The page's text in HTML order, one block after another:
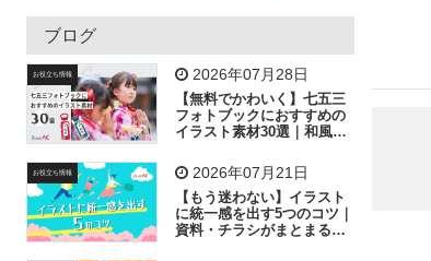
吹き出し
飛行機 グラフ ビル 魚 家族 書類
歩く 工場 会社 太陽 キラキラ
子供 作業員 相談 ピクトグラム
ブログ
お役立ち情報 2026年07月28日
【無料でかわいく】七五三
フォトブックにおすすめの
イラスト素材30選｜和風の
お役立ち情報 2026年07月21日
【もう迷わない】イラスト
に統一感を出す5つのコツ｜
資料・チラシがまとまるフ